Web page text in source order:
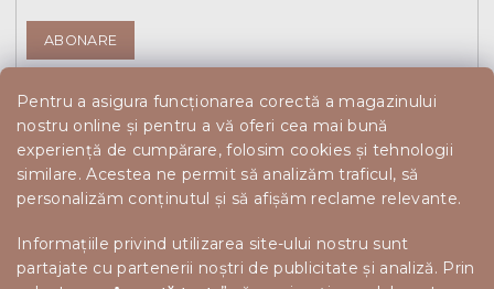
Pentru a asigura funcționarea corectă a magazinului
nostru online și pentru a vă oferi cea mai bună
experiență de cumpărare, folosim cookies și tehnologii
similare. Acestea ne permit să analizăm traficul, să
personalizăm conținutul și să afișăm reclame relevante.
Informațiile privind utilizarea site-ului nostru sunt
partajate cu partenerii noștri de publicitate și analiză. Prin
ABONARE